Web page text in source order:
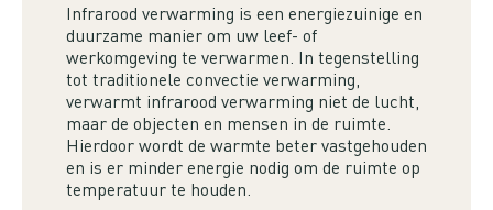
Infrarood verwarming is een energiezuinige en
duurzame manier om uw leef- of
werkomgeving te verwarmen. In tegenstelling
tot traditionele convectie verwarming,
verwarmt infrarood verwarming niet de lucht,
maar de objecten en mensen in de ruimte.
Hierdoor wordt de warmte beter vastgehouden
en is er minder energie nodig om de ruimte op
temperatuur te houden.